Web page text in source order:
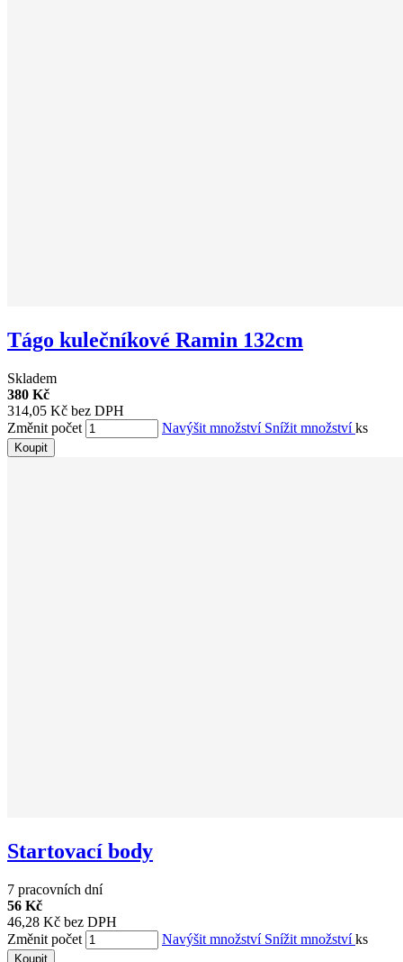
Tágo kulečníkové Ramin 132cm
Skladem
380 Kč
314,05 Kč bez DPH
Změnit počet
Navýšit množství Snížit množstvíks
Koupit
Startovací body
7 pracovních dní
56 Kč
46,28 Kč bez DPH
Změnit počet
Navýšit množství Snížit množstvíks
Koupit